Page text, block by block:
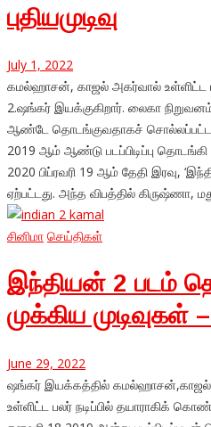
புதியமுடிவு
July 1, 2022
கமல்ஹாசன், காஜல் அகர்வால் உள்ளிட்ட
2.ஷங்கர் இயக்குகிறார். லைகா
ஆண்டே தொடங்குவதாகச்
2019 ஆம் ஆண்டு படப்பிடிப்பு
2020 பிப்ரவரி 19 ஆம் தேதி இரவு,
ஏற்பட்டது. அந்த விபத்தில் கிருஷ்ணா,
சினிமா செய்திகள்
இந்தியன் 2 படம்
முக்கிய முடிவுகள்
June 29, 2022
ஷங்கர் இயக்கத்தில் கமல்ஹாசன்,காஜல்
உள்ளிட்ட பலர் நடிப்பில் தயாராகிக்